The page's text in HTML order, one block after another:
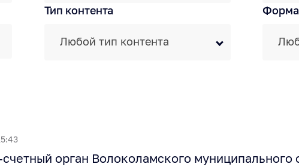
Тип контента
Любой тип контента
орган Волоколамского муниципального